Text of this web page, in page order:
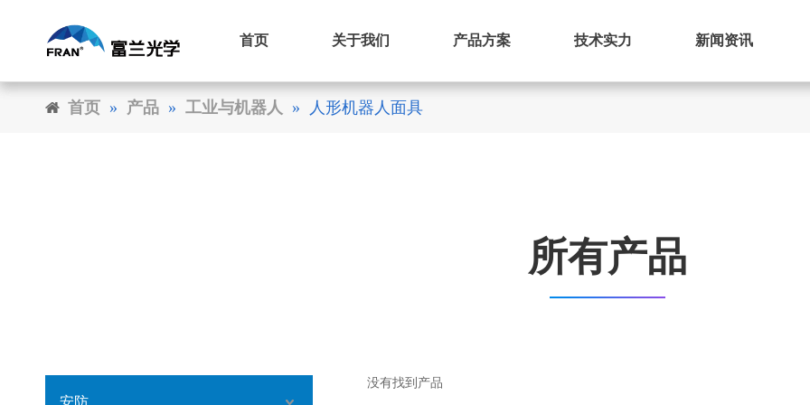
首页 关于我们 产品方案 技术实力 新闻资讯
首页 » 产品 » 工业与机器人 » 人形机器人面具
所有产品
安防
没有找到产品